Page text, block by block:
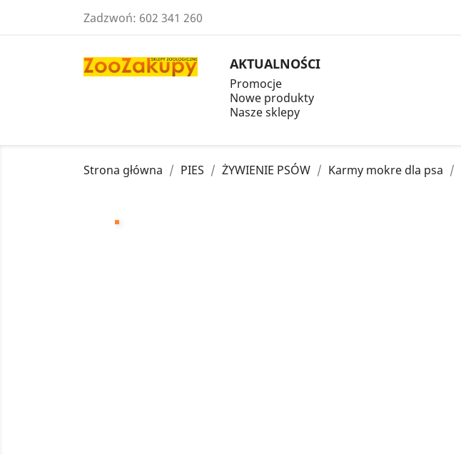
Zadzwoń: 602 341 260
AKTUALNOŚCI
Promocje
Nowe produkty
Nasze sklepy
Strona główna PIES ŻYWIENIE PSÓW Karmy mokre dla psa